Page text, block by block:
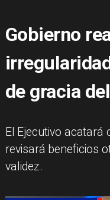
Gobierno
de gracia
El Ejecutivo acatará
revisará beneficios
validez.